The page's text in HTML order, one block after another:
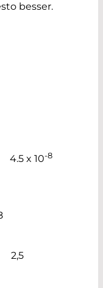
besser.
x 10-8
2,5